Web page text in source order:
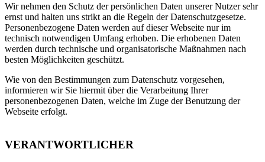
Wir nehmen den Schutz der persönlichen Daten unserer Nutzer sehr
ernst und halten uns strikt an die Regeln der Datenschutzgesetze.
Personenbezogene Daten werden auf dieser Webseite nur im
technisch notwendigen Umfang erhoben. Die erhobenen Daten
werden durch technische und organisatorische Maßnahmen nach
besten Möglichkeiten geschützt.
Wie von den Bestimmungen zum Datenschutz vorgesehen,
informieren wir Sie hiermit über die Verarbeitung Ihrer
personenbezogenen Daten, welche im Zuge der Benutzung der
Webseite erfolgt.
VERANTWORTLICHER